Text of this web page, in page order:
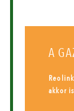
A
akkor